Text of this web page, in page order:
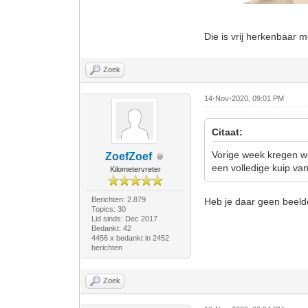
Die is vrij herkenbaar
Zoek
ZoefZoef
Kilometervreter
Berichten: 2.879
Topics: 30
Lid sinds: Dec 2017
Bedankt: 42
4456 x bedankt in 2452
berichten
14-Nov-2020, 09:01 PM
Citaat:
Vorige week kregen
een volledige kuip
Heb je daar geen
Zoek